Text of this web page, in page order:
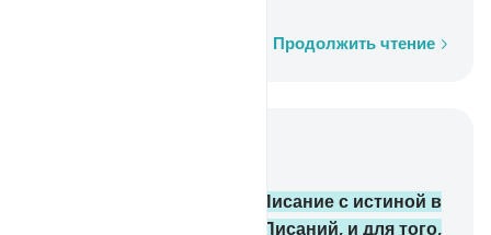
Продолжить чтение
Мы ниспослали тебе Писание с истиной в
подтверждение прежних Писаний, и для того,